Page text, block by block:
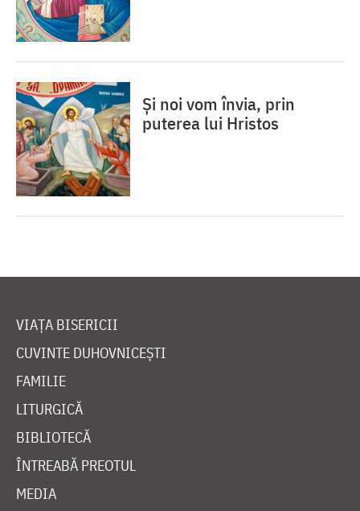
Și noi vom învia, prin
puterea lui Hristos
VIAȚA BISERICII
CUVINTE DUHOVNICEȘTI
FAMILIE
LITURGICĂ
BIBLIOTECĂ
ÎNTREABĂ PREOTUL
MEDIA